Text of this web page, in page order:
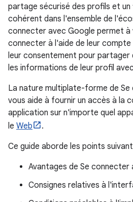
partage sécurisé des profils et
cohérent dans l'ensemble de
connecter avec Google permet à
connecter à l'aide de leur
leur consentement pour partager
les informations de leur profil
La nature multiplate-forme de
vous aide à fournir un accès à la
application sur n'importe quel
le Web
.
Ce guide aborde les points
Avantages de Se connecter
Consignes relatives à